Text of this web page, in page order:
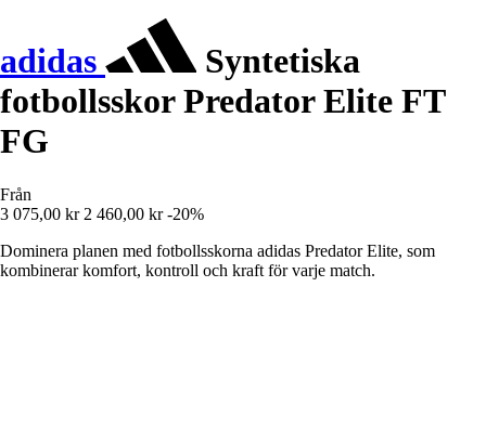
adidas
Syntetiska
fotbollsskor Predator Elite FT
FG
Från
3 075,00 kr 2 460,00 kr -20%
Dominera planen med fotbollsskorna adidas Predator Elite, som
kombinerar komfort, kontroll och kraft för varje match.